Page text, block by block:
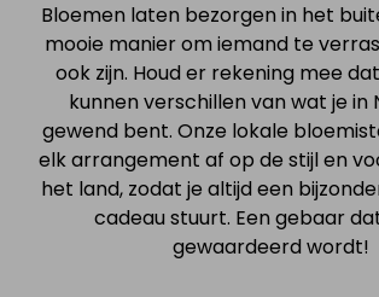
Bloemen laten bezorgen in het
mooie manier om iemand te
ook zijn. Houd er rekening mee
kunnen verschillen van wat je in
gewend bent. Onze lokale
elk arrangement af op de stijl en
het land, zodat je altijd een
cadeau stuurt. Een gebaar
gewaardeerd wordt!